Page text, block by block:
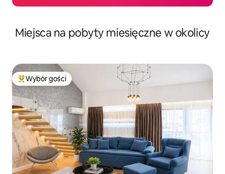
Miejsca na pobyty miesięczne w okolicy
Najpopularniejsze z kategorii Wybór gości
Wybór gości